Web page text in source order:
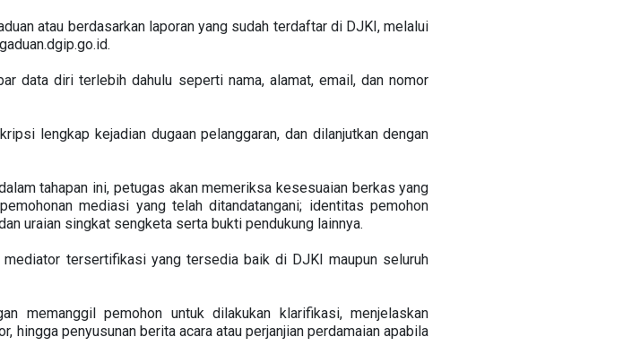
atau berdasarkan laporan yang sudah terdaftar di DJKI, melalui
data diri terlebih dahulu seperti nama, alamat, email, dan nomor
lengkap kejadian dugaan pelanggaran, dan dilanjutkan dengan
tahapan ini, petugas akan memeriksa kesesuaian berkas yang
mediasi yang telah ditandatangani; identitas pemohon
uraian singkat sengketa serta bukti pendukung lainnya.
tersertifikasi yang tersedia baik di DJKI maupun seluruh
memanggil pemohon untuk dilakukan klarifikasi, menjelaskan
hingga penyusunan berita acara atau perjanjian perdamaian apabila